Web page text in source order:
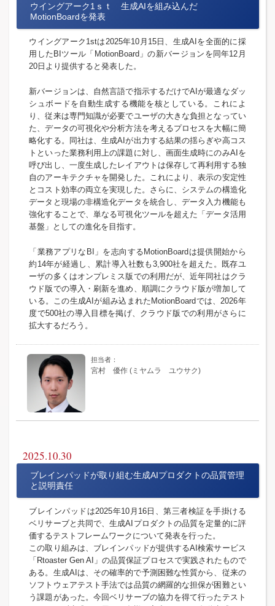
ウイングアーク1ｓｔ 生成AIを組み込んだ
MotionBoardを発表
ウイングアーク1stは2025年10月15日、生成AIを全面的に採
用したBIツール「MotionBoard」の新バージョンを同年12月
20日より提供すると発表した。
新バージョンは、自然言語で指示するだけでAIが最適なダッ
シュボードを自動生成する機能を核としている。これによ
り、従来は専門知識が必要でユーザの大きな負担となってい
た、データの可視化や分析方法を考えるプロセスを大幅に簡
略化する。同社は、生成AIが出力する結果の揺らぎや高コス
トといった業務利用上の課題に対し、画面生成時にのみAIを
呼び出し、一度生成したレイアウトは保存して再利用する独
自のアーキテクチャを開発した。これにより、表示の安定性
とコスト効率の両立を実現した。さらに、システムの構造化
データと現場の非構造化データを統合し、データ入力機能も
強化することで、単なる可視化ツールを超えた「データ活用
基盤」としての進化を目指す。
「業務アプリなBI」を志向するMotionBoardは提供開始から
約14年が経過し、累計導入社数も3,900社を超えた。既存ユ
ーザの多くはオンプレミス版での利用だが、近年同社はクラ
ウド版での導入・刷新を進め、順調にクラウド版が増加して
いる。この生成AIが組み込まれたMotionBoardでは、2026年
度で500社の導入目標を掲げ、クラウド版での利用がさらに
拡大するだろう。
宮村 優作 (ミヤムラ ユウサク)
2025.10.30
ブレインパッドが取り組む生成AIプロダクトの品質管理
と説明責任
ブレインパッドは2025年10月16日、第三者検証を手掛ける
ベリサーブと共同で、生成AIプロダクトの品質を定量的に評
価するテストフレームワークについて発表を行った。
この取り組みは、ブレインパッドが提供するAI検索サービス
「Rtoaster Gen AI」の品質保証プロセスで実践されたもので
ある。生成AIは、その確率的で予測困難な性質から、従来の
ソフトウェアテスト手法では品質の網羅的な担保が困難とい
う課題があった。今回ベリサーブの協力を得て行ったテスト